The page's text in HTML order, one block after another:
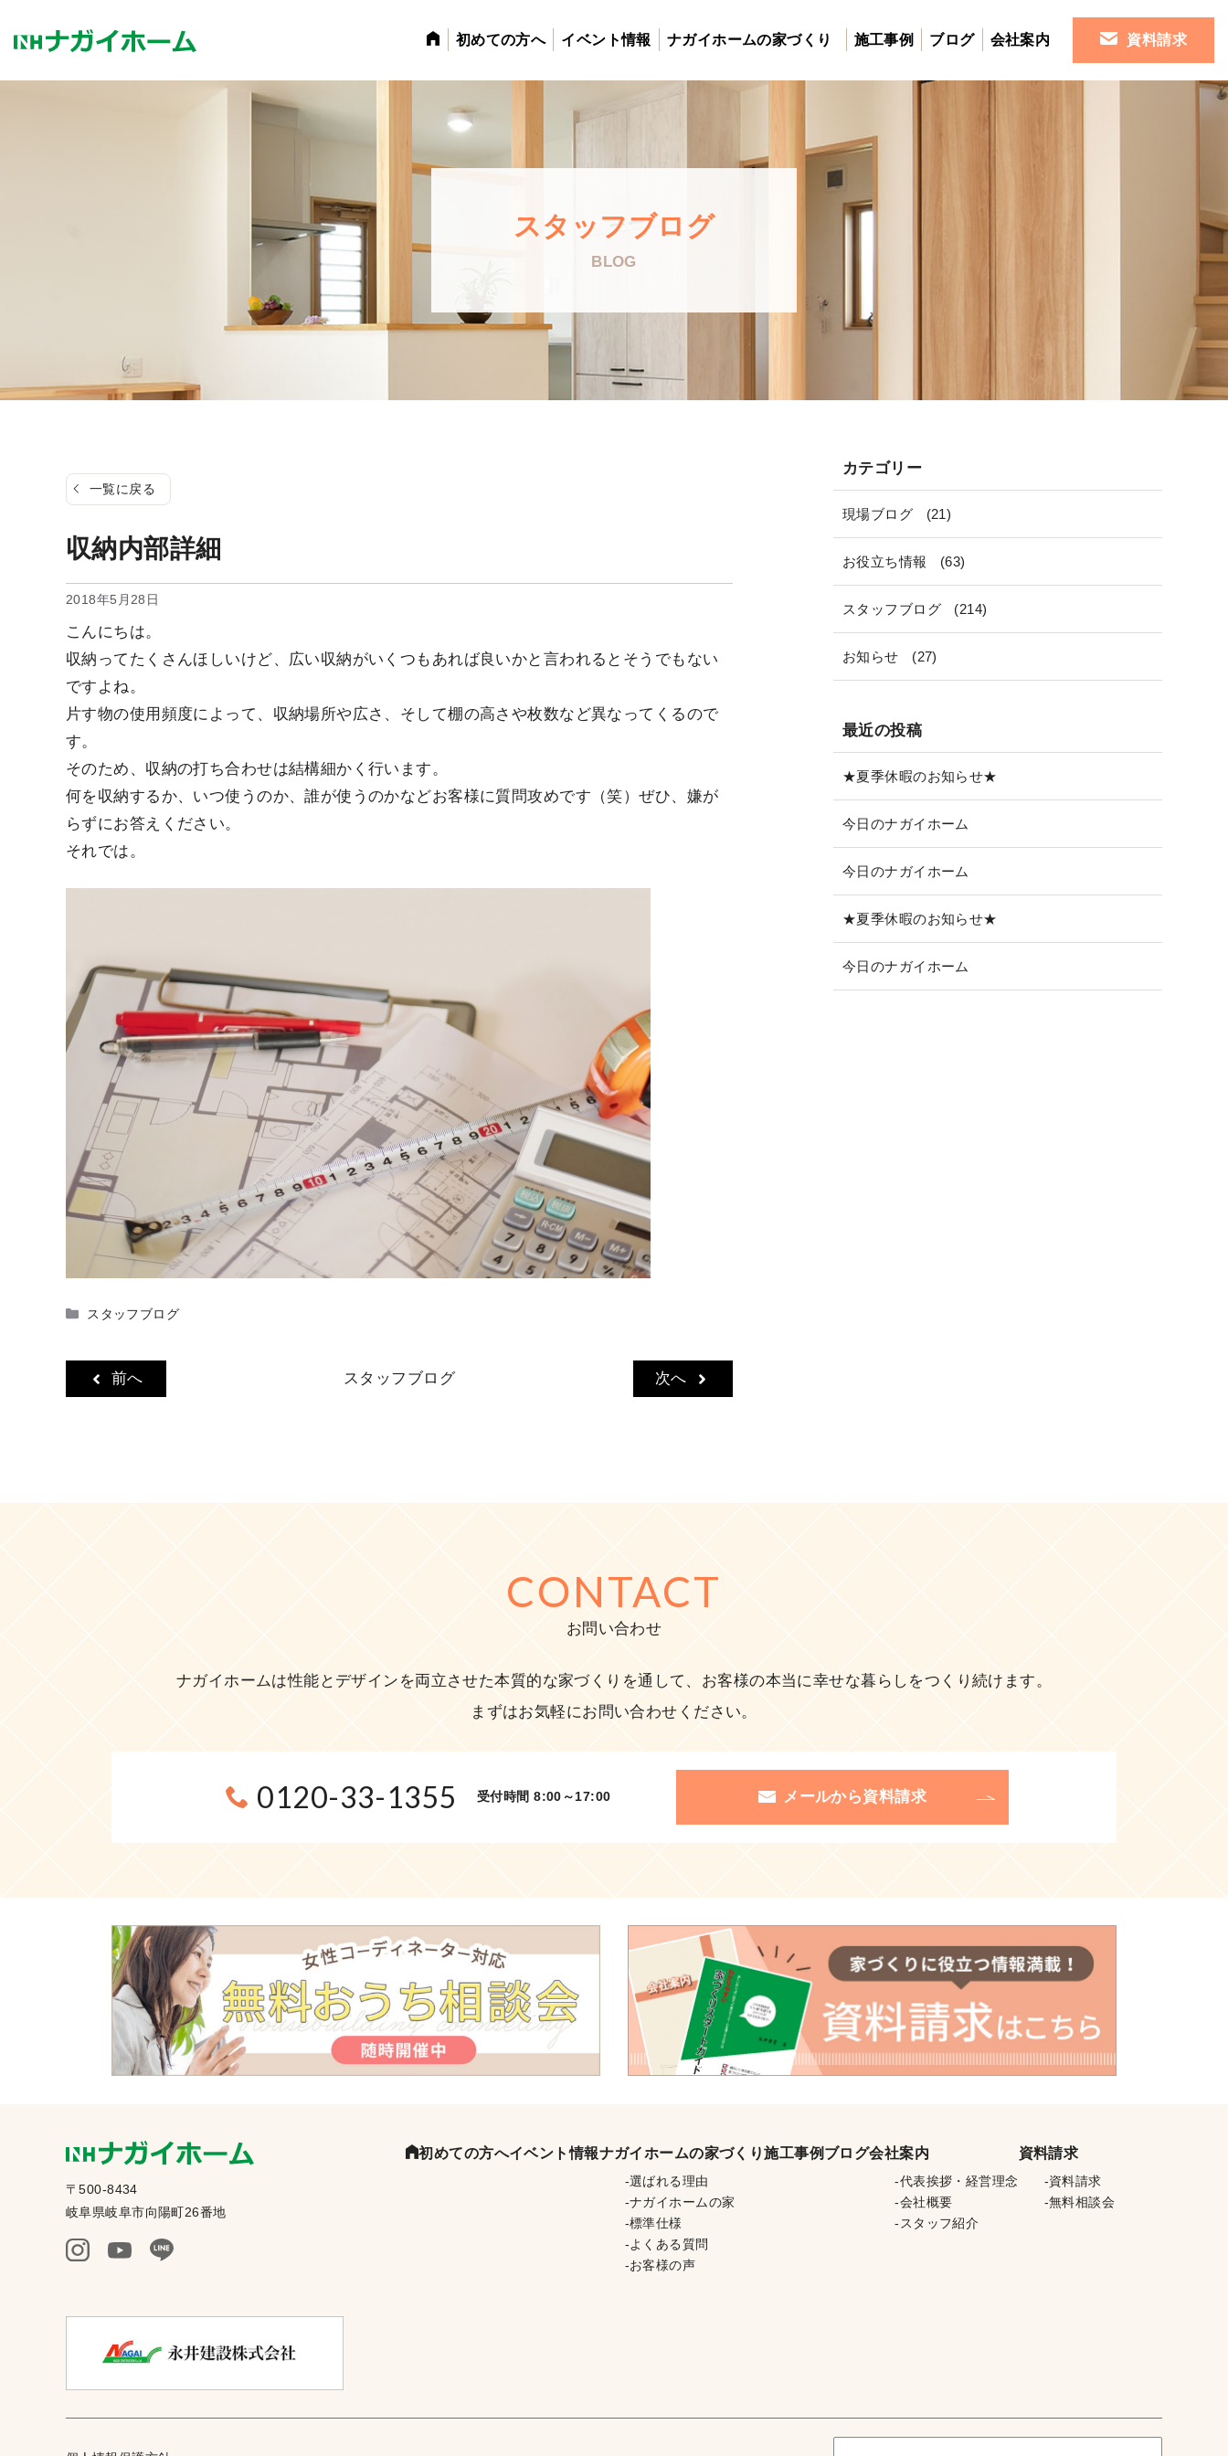
ン
初めての方へ イベント情報 ナガイホームの家づくり 施工事例 ブログ 会社案内 資料請求
スタッフブログ
BLOG
一覧に戻る
収納内部詳細
2018年5月28日
こんにちは。
収納ってたくさんほしいけど、広い収納がいくつもあれば良いかと言われるとそうでもない
ですよね。
片す物の使用頻度によって、収納場所や広さ、そして棚の高さや枚数など異なってくるので
す。
そのため、収納の打ち合わせは結構細かく行います。
何を収納するか、いつ使うのか、誰が使うのかなどお客様に質問攻めです（笑）ぜひ、嫌が
らずにお答えください。
それでは。
カ
スタッフブログ
前へ スタッフブログ 次へ
カテゴリー
現場ブログ (21)
お役立ち情報 (63)
スタッフブログ (214)
お知らせ (27)
最近の投稿
★夏季休暇のお知らせ★
今日のナガイホーム
今日のナガイホーム
★夏季休暇のお知らせ★
今日のナガイホーム
CONTACT
お問い合わせ
ナガイホームは性能とデザインを両立させた本質的な家づくりを通して、お客様の本当に幸せな暮らしをつくり続けます。
まずはお気軽にお問い合わせください。
0120-33-1355 受付時間 8:00～17:00 メールから資料請求
〒500-8434
岐阜県岐阜市向陽町26番地
初めての方へイベント情報ナガイホームの家づくり
選ばれる理由
ナガイホームの家
標準仕様
よくある質問
お客様の声
施工事例 ブログ会社案内
代表挨拶・経営理念
会社概要
スタッフ紹介
資料請求
資料請求
無料相談会